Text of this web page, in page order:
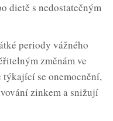
dietě s nedostatečným
periody vážného
změnám ve
se onemocnění,
zinkem a snižují